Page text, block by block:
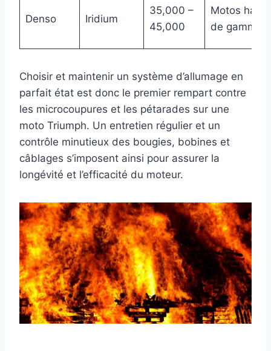
Denso Iridium
35,000 –
45,000
Motos haut
de gamme
Choisir et maintenir un système d’allumage en
parfait état est donc le premier rempart contre
les microcoupures et les pétarades sur une
moto Triumph. Un entretien régulier et un
contrôle minutieux des bougies, bobines et
câblages s’imposent ainsi pour assurer la
longévité et l’efficacité du moteur.